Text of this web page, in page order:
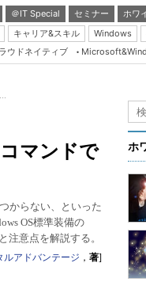
＠IT Special セミナー
ホワ
キャリア&スキル Windows
Server & Storage
Java Agile
Database Expert
Linux ＆ OSS
Master of IP
Security & Trust
ウドネイティブ
マンドで
からない、といった
OS標準装備の
注意点を解説する。
ルアドバンテージ ， 著]
ホ